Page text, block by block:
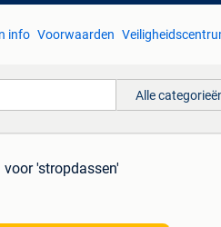
info Voorwaarden
Alle
voor 'stropdassen'